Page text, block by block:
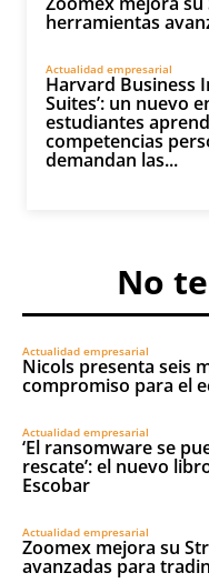
herramientas
Actualidad empresarial
Harvard Business
Suites’: un nuevo
estudiantes
competencias
demandan las...
No
Actualidad empresarial
Nicols presenta seis
compromiso para el
Actualidad empresarial
‘El ransomware se
rescate’: el nuevo
Escobar
Actualidad empresarial
Zoomex mejora su
avanzadas para